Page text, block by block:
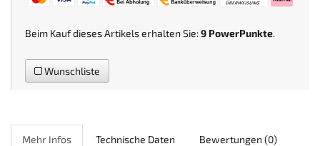
Beim Kauf dieses Artikels erhalten Sie:9 PowerPunkte.
Wunschliste
Mehr Infos Technische Daten Bewertungen (0)